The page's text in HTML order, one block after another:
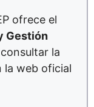
ofrece el
Gestión
la
la web oficial